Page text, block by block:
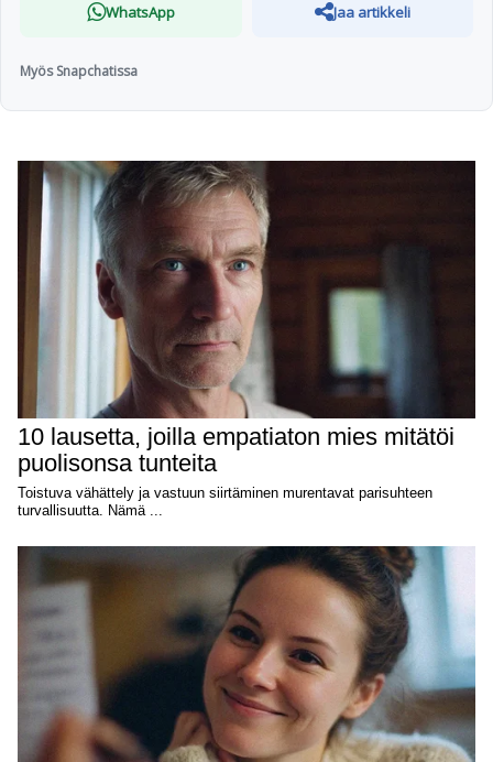
WhatsApp Jaa artikkeli
Myös Snapchatissa